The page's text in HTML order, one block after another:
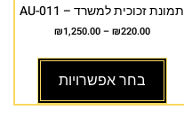
תמונת זכוכית למשרד – AU-011
₪220.00
–
₪1,250.00
בחר אפשרויות